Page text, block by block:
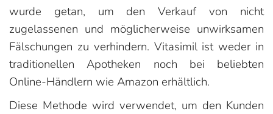
wurde getan, um den Verkauf von nicht
zugelassenen und möglicherweise unwirksamen
Fälschungen zu verhindern. Vitasimil ist weder in
traditionellen Apotheken noch bei beliebten
Online-Händlern wie Amazon erhältlich.
Diese Methode wird verwendet, um den Kunden